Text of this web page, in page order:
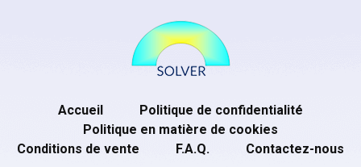
Accueil
Politique de confidentialité
Politique en matière de cookies
Conditions de vente
F.A.Q. Contactez-nous